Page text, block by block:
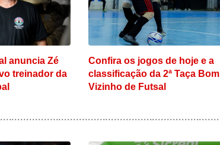
anuncia Zé
treinador da
Confira os jogos de hoje e a
classificação da 2ª Taça Bom
Vizinho de Futsal